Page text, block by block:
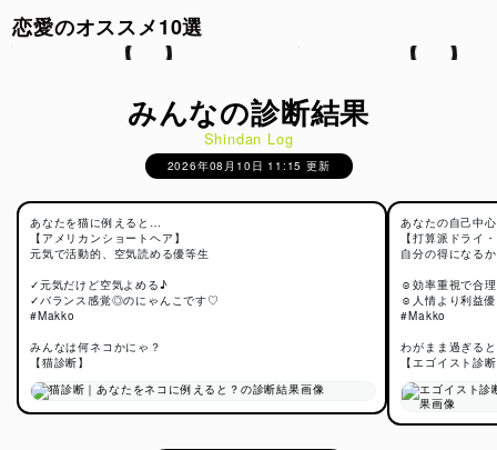
恋愛のオススメ10選
みんなの診断結果
Shindan Log
2026年08月10日 11:15 更新
あなたを猫に例えると…
【アメリカンショートヘア】
元気で活動的、空気読める優等生
✓元気だけど空気よめる♪
✓バランス感覚◎のにゃんこです♡
#Makko
みんなは何ネコかにゃ？
【猫診断】
あなたの自己中
【打算派ドライ
自分の得になる
☺効率重視で合
☺人情より利益
#Makko
わがまま過ぎる
【エゴイスト診